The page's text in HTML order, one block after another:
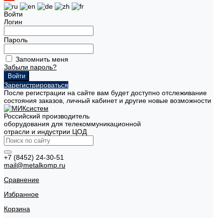
Войти
Логин
Пароль
Запомнить меня
Забыли пароль?
Зарегистрироваться
После регистрации на сайте вам будет доступно отслеживание
состояния заказов, личный кабинет и другие новые возможности
Российский производитель
оборудования для телекоммуникационной
отрасли и индустрии ЦОД
+7 (8452) 24-30-51
mail@metalkomp.ru
Сравнение
Избранное
Корзина